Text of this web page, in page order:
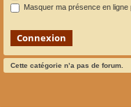
Masquer ma présence en
Cette catégorie n’a pas de forum.